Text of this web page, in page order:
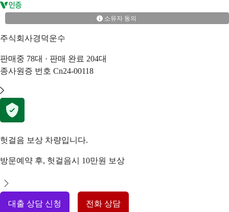
소유자 동의
주식회사경덕운수
판매중 78대 · 판매 완료 204대
종사원증 번호 Cn24-00118
헛걸음 보상 차량입니다.
방문예약 후, 헛걸음시 10만원 보상
대출 상담 신청 전화 상담